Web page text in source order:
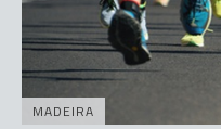
MADEIRA